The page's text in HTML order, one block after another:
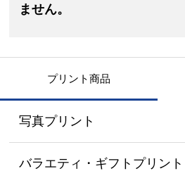
ません。
プリント商品
写真プリント
バラエティ・ギフトプリント